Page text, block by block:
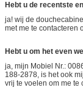
Hebt u de recentste
ja! wij de
met me te contacteren
Hebt u om het even
ja, mijn Mobiel Nr.:
188-2878, is het ook
vrij te voelen om me te